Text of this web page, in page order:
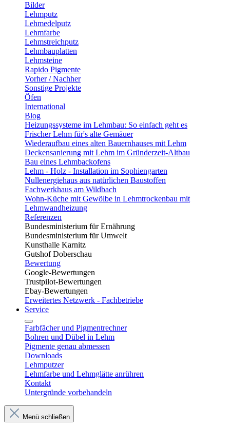
Bilder
Lehmputz
Lehmedelputz
Lehmfarbe
Lehmstreichputz
Lehmbauplatten
Lehmsteine
Rapido Pigmente
Vorher / Nachher
Sonstige Projekte
Öfen
International
Blog
Heizungssysteme im Lehmbau: So einfach geht es
Frischer Lehm für's alte Gemäuer
Wiederaufbau eines alten Bauernhauses mit Lehm
Deckensanierung mit Lehm im Gründerzeit-Altbau
Bau eines Lehmbackofens
Lehm - Holz - Installation im Sophiengarten
Nullenergiehaus aus natürlichen Baustoffen
Fachwerkhaus am Wildbach
Wohn-Küche mit Gewölbe in Lehmtrockenbau mit
Lehmwandheizung
Referenzen
Bundesministerium für Ernährung
Bundesministerium für Umwelt
Kunsthalle Karnitz
Gutshof Doberschau
Bewertung
Google-Bewertungen
Trustpilot-Bewertungen
Ebay-Bewertungen
Erweitertes Netzwerk - Fachbetriebe
Service
Farbfächer und Pigmentrechner
Bohren und Dübel in Lehm​
Pigmente genau abmessen
Downloads
Lehmputzer
Lehmfarbe und Lehmglätte anrühren
Kontakt
Untergründe vorbehandeln
Menü schließen